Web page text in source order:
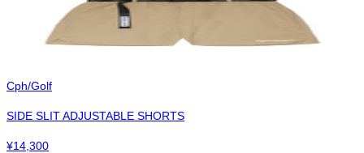
Cph/Golf
SIDE SLIT ADJUSTABLE SHORTS
¥14,300